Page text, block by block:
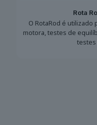
Rota
O RotaRod é
motora, testes de
testes